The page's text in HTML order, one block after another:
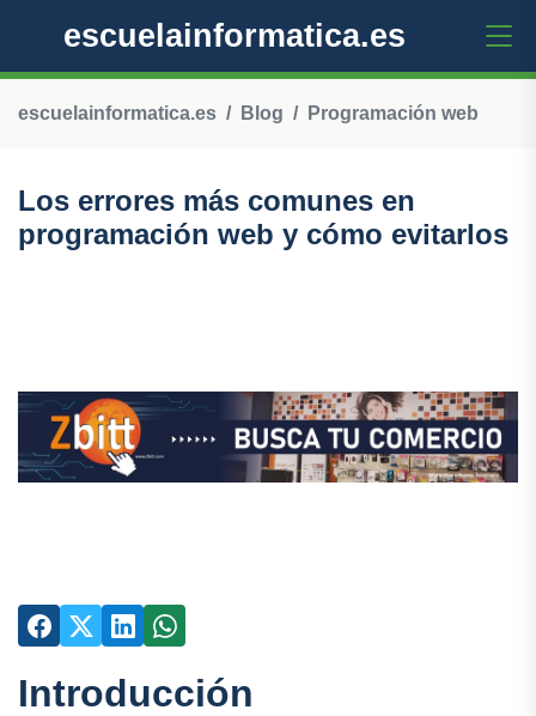
escuelainformatica.es
escuelainformatica.es Blog Programación web
Los errores más comunes en
programación web y cómo evitarlos
Introducción